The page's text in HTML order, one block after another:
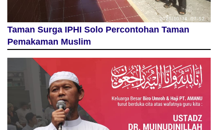
Taman Surga IPHI Solo Percontohan Taman
Pemakaman Muslim